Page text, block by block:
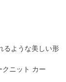
るような美しい形
クニット カー